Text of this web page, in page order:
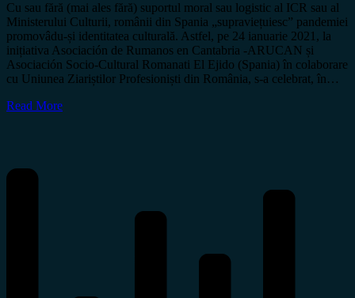
Cu sau fără (mai ales fără) suportul moral sau logistic al ICR sau al
Ministerului Culturii, românii din Spania „supraviețuiesc” pandemiei
promovâdu-și identitatea culturală. Astfel, pe 24 ianuarie 2021, la
inițiativa Asociación de Rumanos en Cantabria -ARUCAN și
Asociación Socio-Cultural Romanati El Ejido (Spania) în colaborare
cu Uniunea Ziariștilor Profesioniști din România, s-a celebrat, în…
Read More